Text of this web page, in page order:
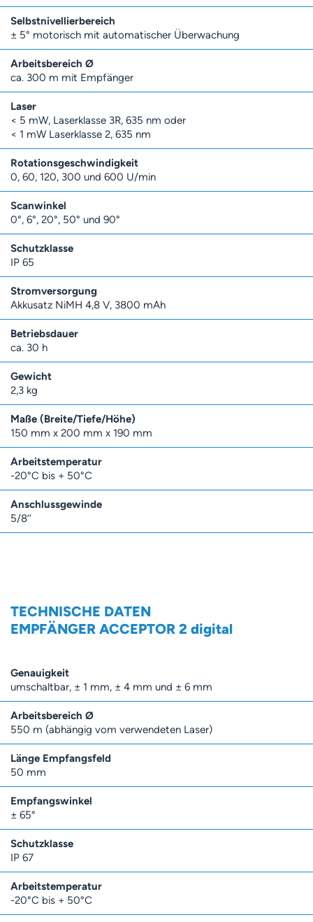
Selbstnivellierbereich
± 5° motorisch mit automatischer Überwachung
Arbeitsbereich Ø
ca. 300 m mit Empfänger
Laser
< 5 mW, Laserklasse 3R, 635 nm oder
< 1 mW Laserklasse 2, 635 nm
Rotationsgeschwindigkeit
0, 60, 120, 300 und 600 U/min
Scanwinkel
0°, 6°, 20°, 50° und 90°
Schutzklasse
IP 65
Stromversorgung
Akkusatz NiMH 4,8 V, 3800 mAh
Betriebsdauer
ca. 30 h
Gewicht
2,3 kg
Maße (Breite/Tiefe/Höhe)
150 mm x 200 mm x 190 mm
Arbeitstemperatur
-20°C bis + 50°C
Anschlussgewinde
5/8’’
TECHNISCHE DATEN
EMPFÄNGER ACCEPTOR 2 digital
Genauigkeit
umschaltbar, ± 1 mm, ± 4 mm und ± 6 mm
Arbeitsbereich Ø
550 m (abhängig vom verwendeten Laser)
Länge Empfangsfeld
50 mm
Empfangswinkel
± 65°
Schutzklasse
IP 67
Arbeitstemperatur
-20°C bis + 50°C